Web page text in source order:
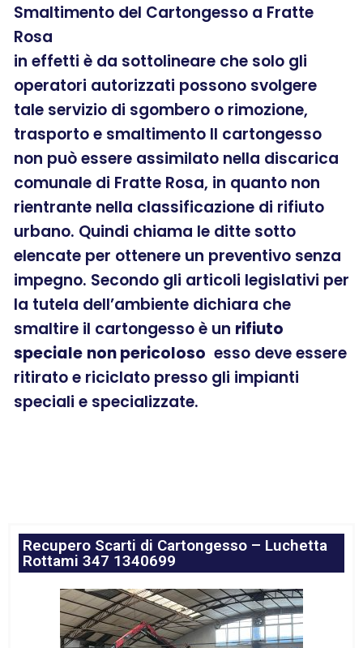
Smaltimento del Cartongesso a Fratte
Rosa
in effetti è da sottolineare che solo gli
operatori autorizzati possono svolgere
tale servizio di sgombero o rimozione,
trasporto e smaltimento Il cartongesso
non può essere assimilato nella discarica
comunale di Fratte Rosa, in quanto non
rientrante nella classificazione di rifiuto
urbano. Quindi chiama le ditte sotto
elencate per ottenere un preventivo senza
impegno. Secondo gli articoli legislativi per
la tutela dell’ambiente dichiara che
smaltire il cartongesso è un rifiuto
speciale non pericoloso esso deve essere
ritirato e riciclato presso gli impianti
speciali e specializzate.
Recupero Scarti di Cartongesso – Luchetta
Rottami 347 1340699